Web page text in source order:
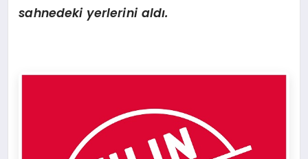
sahnedeki yerlerini aldı.